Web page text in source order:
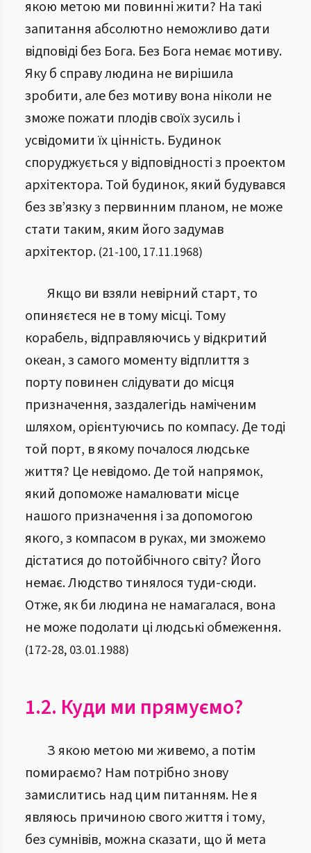
якою метою ми повинні жити? На такі
запитання абсолютно неможливо дати
відповіді без Бога. Без Бога немає мотиву.
Яку б справу людина не вирішила
зробити, але без мотиву вона ніколи не
зможе пожати плодів своїх зусиль і
усвідомити їх цінність. Будинок
споруджується у відповідності з проектом
архітектора. Той будинок, який будувався
без зв’язку з первинним планом, не може
стати таким, яким його задумав
архітектор. (21-100, 17.11.1968)
Якщо ви взяли невірний старт, то
опиняєтеся не в тому місці. Тому
корабель, відправляючись у відкритий
океан, з самого моменту відплиття з
порту повинен слідувати до місця
призначення, заздалегідь наміченим
шляхом, орієнтуючись по компасу. Де тоді
той порт, в якому почалося людське
життя? Це невідомо. Де той напрямок,
який допоможе намалювати місце
нашого призначення і за допомогою
якого, з компасом в руках, ми зможемо
дістатися до потойбічного світу? Його
немає. Людство тинялося туди-сюди.
Отже, як би людина не намагалася, вона
не може подолати ці людські обмеження.
(172-28, 03.01.1988)
1.2. Куди ми прямуємо?
З якою метою ми живемо, а потім
помираємо? Нам потрібно знову
замислитись над цим питанням. Не я
являюсь причиною свого життя і тому,
без сумнівів, можна сказати, що й мета